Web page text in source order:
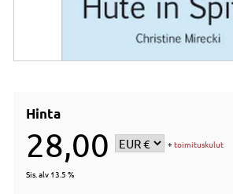
Hinta
28,00 +toimituskulut
Sis. alv 13.5 %